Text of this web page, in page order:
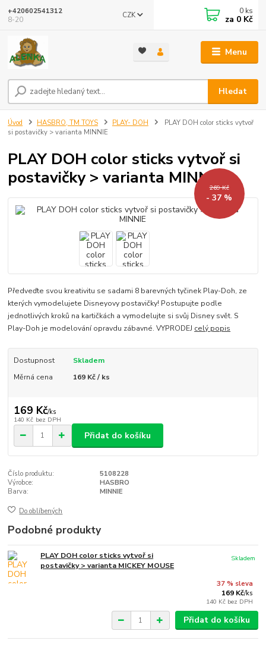
Menu
CZK
Hledat
+420602541312
8-20
0 ks
za 0 Kč
Úvod HASBRO, TM TOYS PLAY- DOH
PLAY DOH color sticks vytvoř
si postavičky > varianta MINNIE
PLAY DOH color sticks vytvoř si
postavičky > varianta MINNIE269 Kč
- 37 %
Předveďte svou kreativitu se sadami 8 barevných tyčinek Play-Doh, ze
kterých vymodelujete Disneyovy postavičky! Postupujte podle
jednotlivých kroků na kartičkách a vymodelujte si svůj Disney svět. S
Play-Doh je modelování opravdu zábavné. VYPRODEJ celý popis
Dostupnost
Skladem
Měrná cena
169 Kč / ks
169 Kč/ks
140 Kč bez DPH
Přidat do košíku
Číslo produktu:
5108228
Výrobce:
HASBRO
Barva:
MINNIE
Do oblíbených
Podobné produkty
PLAY DOH color sticks vytvoř si
postavičky > varianta MICKEY MOUSE
37 % sleva
169 Kč/ks
140 Kč bez DPH
Skladem
Přidat do košíku